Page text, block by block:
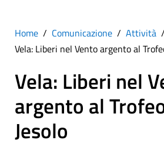
Home Comunicazione Attività
Vela: Liberi nel Vento argento al
Vela: Liberi nel
argento al
Jesolo